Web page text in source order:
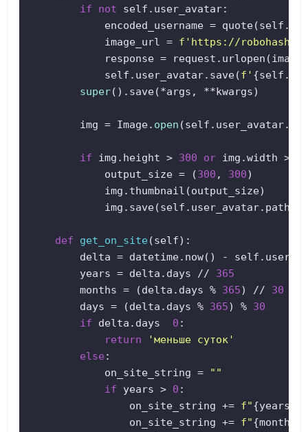
if
not self.user_avatar:
encoded_username =
            image_url =
f'https://
response =
            self.user_avatar.save(
f'
super().save(*args, **kwargs)
        img = Image.
open
if img.height > 300 or img.width >
            output_size = (
300 , 300)
            img.thumbnail(output_size)
            img.save(self.user_avatar.path)
def get_on_site (self):
delta = datetime.now() -
        years = delta.days //
365
        months = (delta.days %
365) // 30
        days = (delta.days %
365) % 30
if delta.days 0 :
return
'меньше суток'
else :
            on_site_string =
""
if years > 0 :
                on_site_string +=
f"{years}
                on_site_string +=
f"{months}